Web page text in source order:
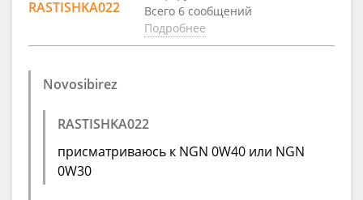
RASTISHKA022
Всего 6 сообщений
Подробнее
Novosibirez
RASTISHKA022
присматриваюсь к NGN 0W40 или NGN
0W30